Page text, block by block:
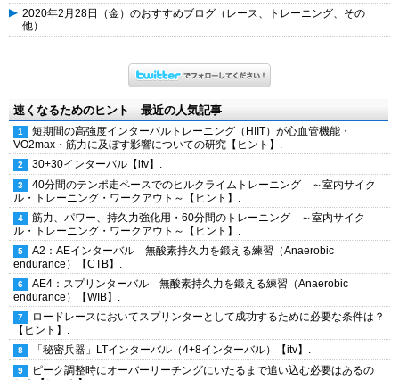
2020年2月28日（金）のおすすめブログ（レース、トレーニング、その
他）
速くなるためのヒント 最近の人気記事
短期間の高強度インターバルトレーニング（HIIT）が心血管機能・
VO2max・筋力に及ぼす影響についての研究【ヒント】.
30+30インターバル【itv】.
40分間のテンポ走ペースでのヒルクライムトレーニング ～室内サイク
ル・トレーニング・ワークアウト～【ヒント】.
筋力、パワー、持久力強化用・60分間のトレーニング ～室内サイク
ル・トレーニング・ワークアウト～【ヒント】.
A2：AEインターバル 無酸素持久力を鍛える練習（Anaerobic
endurance）【CTB】.
AE4：スプリンターバル 無酸素持久力を鍛える練習（Anaerobic
endurance）【WIB】.
ロードレースにおいてスプリンターとして成功するために必要な条件は？
【ヒント】.
「秘密兵器」LTインターバル（4+8インターバル）【itv】.
ピーク調整時にオーバーリーチングにいたるまで追い込む必要はあるの